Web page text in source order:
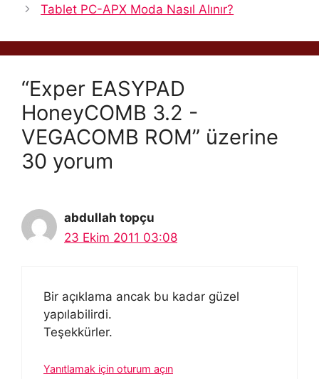
Tablet PC-APX Moda Nasıl Alınır?
“Exper EASYPAD
HoneyCOMB 3.2 -
VEGACOMB ROM” üzerine
30 yorum
abdullah topçu
23 Ekim 2011 03:08
Bir açıklama ancak bu kadar güzel
yapılabilirdi.
Teşekkürler.
Yanıtlamak için oturum açın